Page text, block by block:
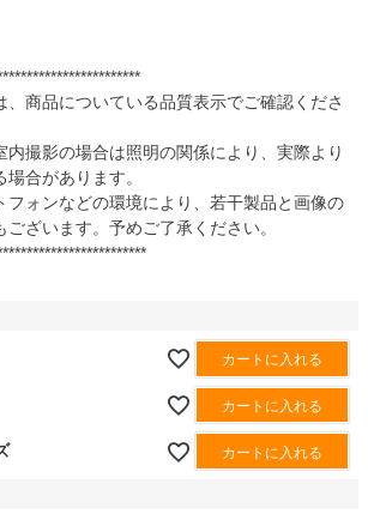
商品についている品質表示でご確認くださ
撮影の場合は照明の関係により、実際より
合があります。
ォンなどの環境により、若干製品と画像の
ざいます。予めご了承ください。
カートに入れる
カートに入れる
カートに入れる